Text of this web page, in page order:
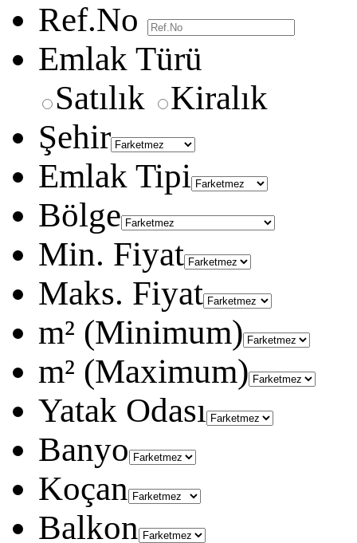
Ref.No
Emlak Türü
Satılık
Kiralık
Şehir
Emlak Tipi
Bölge
Min. Fiyat
Maks. Fiyat
m² (Minimum)
m² (Maximum)
Yatak Odası
Banyo
Koçan
Balkon